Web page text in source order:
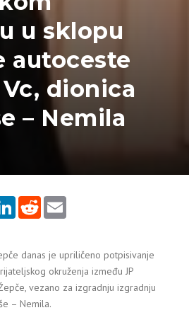
u sklopu
autoceste
dionica
– Nemila
LinkedInReddit
danas je upriličeno potpisivanje
okruženja između JP
vezano za izgradnju izgradnju
– Nemila.